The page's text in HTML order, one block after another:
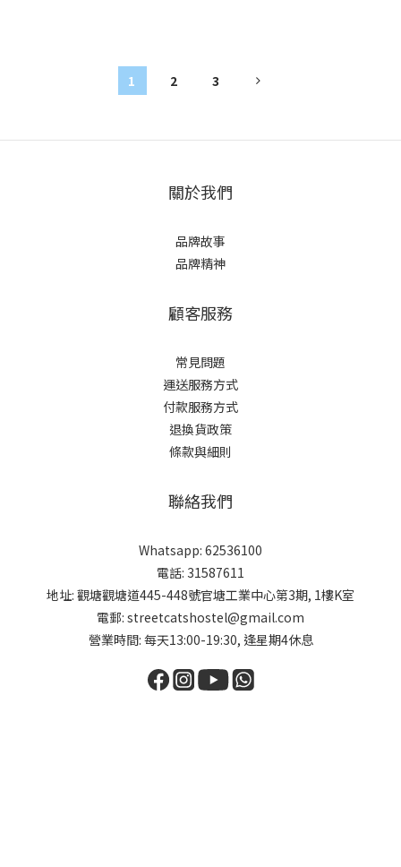
1 2 3
關於我們
品牌故事
品牌精神
顧客服務
常見問題
運送服務方式
付款服務方式
退換貨政策
條款與細則
聯絡我們
Whatsapp: 62536100
電話: 31587611
地址: 觀塘觀塘道445-448號官塘工業中心第3期, 1樓K室
電郵: streetcatshostel@gmail.com
營業時間: 每天13:00-19:30, 逢星期4休息